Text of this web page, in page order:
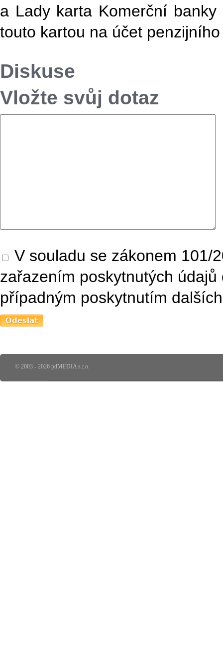
a Lady karta Komerční
touto kartou na účet
Diskuse
Vložte svůj dotaz
V souladu se zákonem 101/
zařazením poskytnutých
případným poskytnutím
© 2003 - 2026 pdMEDIA s.r.o.